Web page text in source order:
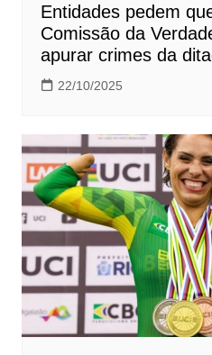
Entidades pedem
Comissão da
apurar crimes da
22/10/2025